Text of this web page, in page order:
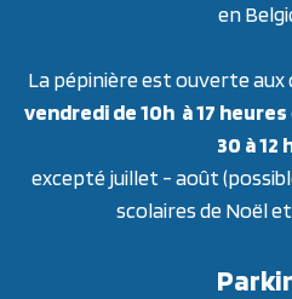
en
La pépinière est ouverte
vendredi de 10h à 17 heures
30 à 12
excepté juillet - août
scolaires de Noël